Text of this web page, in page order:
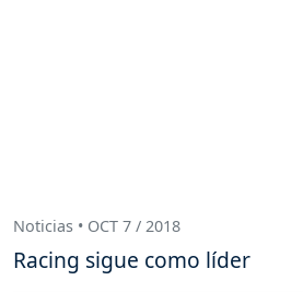
Noticias • OCT 7 / 2018
Racing sigue como líder